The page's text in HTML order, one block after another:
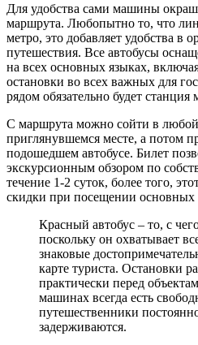
Для удобства сами машины
маршрута. Любопытно то, что
метро, это добавляет удобства в
путешествия. Все автобусы
на всех основных языках,
остановки во всех важных для
рядом обязательно будет станция
С маршрута можно сойти в любой
приглянувшемся месте, а потом
подошедшем автобусе. Билет
экскурсионным обзором по
течение 1-2 суток, более того,
скидки при посещении основных
Красный автобус – то, с чего стоит начать,
поскольку он охватывает
знаковые
карте туриста. Остановки
практически перед
машинах всегда есть
путешественники
задерживаются.